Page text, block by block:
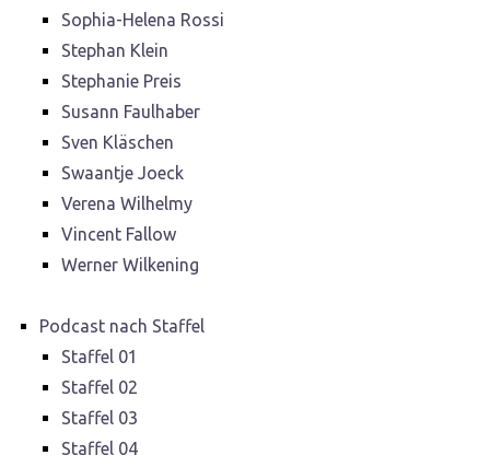
Sophia-Helena Rossi
Stephan Klein
Stephanie Preis
Susann Faulhaber
Sven Kläschen
Swaantje Joeck
Verena Wilhelmy
Vincent Fallow
Werner Wilkening
Podcast nach Staffel
Staffel 01
Staffel 02
Staffel 03
Staffel 04